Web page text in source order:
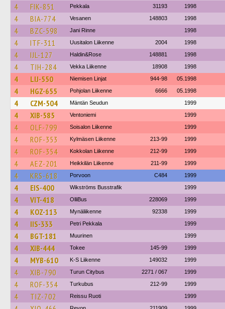
4 FIK-851 Pekkala 31193 1998
4 BIA-774 Vesanen 148803 1998
4 BZC-598 Jani Rinne 1998
4 ITF-311 Uusitalon Liikenne 2004 1998
4 IJL-127 Haldin&Rose 148881 1998
4 TIH-284 Vekka Liikenne 18908 1998
4 LIJ-550 Niemisen Linjat 944-98 05.1998
4 HGZ-655 Pohjolan Liikenne 6666 05.1998
4 CZM-504 Mäntän Seudun 1999
4 XIB-585 Ventoniemi 1999
4 OLF-799 Soisalon Liikenne 1999
4 ROF-353 Kylmäsen Liikenne 213-99 1999
4 ROF-354 Kokkolan Liikenne 212-99 1999
4 AEZ-201 Heikkilän Liikenne 211-99 1999
4 KRS-618 Porvoon C484 1999
4 EIS-400 Wikströms Busstrafik 1999
4 VIT-418 OlliBus 228069 1999
4 KOZ-113 Mynäliikenne 92338 1999
4 IIS-333 Petri Pekkala 1999
4 BGT-181 Muurinen 1999
4 XIB-444 Tokee 145-99 1999
4 MYB-610 K-S Liikenne 149032 1999
4 XIB-790 Turun Citybus 2271 / 067 1999
4 ROF-354 Turkubus 212-99 1999
4 TIZ-702 Reissu Ruoti 1999